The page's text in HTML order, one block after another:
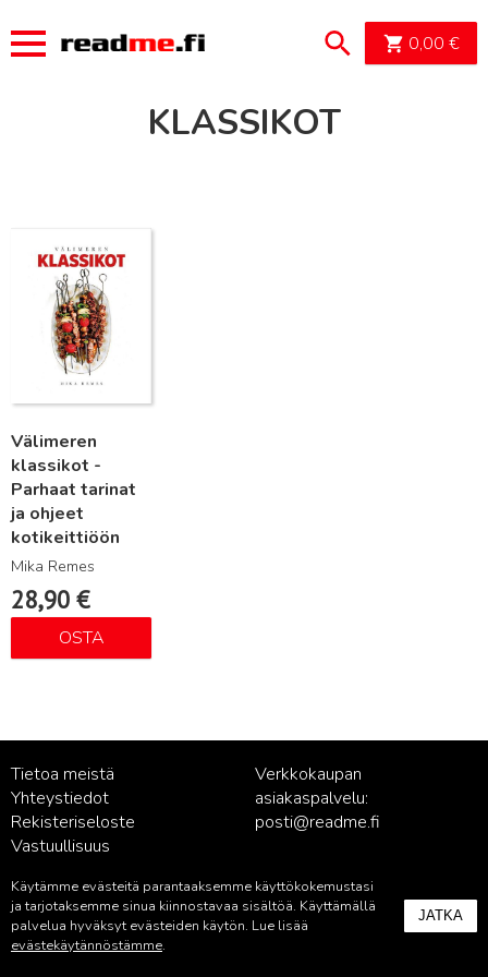
0,00 €
KLASSIKOT
Välimeren
klassikot -
Parhaat tarinat
ja ohjeet
kotikeittiöön
Mika Remes
28,90 €
OSTA
Tietoa meistä
Yhteystiedot
Rekisteriseloste
Vastuullisuus
Verkkokaupan
asiakaspalvelu:
posti@readme.fi
Kustantamon asiakaspalvelu:
palvelu@readme.fi
Käytämme evästeitä parantaaksemme käyttökokemustasi
ja tarjotaksemme sinua kiinnostavaa sisältöä. Käyttämällä
palvelua hyväksyt evästeiden käytön. Lue lisää
evästekäytännöstämme.
JATKA